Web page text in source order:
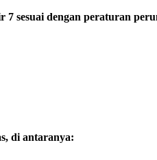
sesuai dengan peraturan
di antaranya: